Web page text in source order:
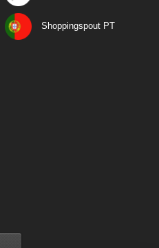
Shoppingspout PT